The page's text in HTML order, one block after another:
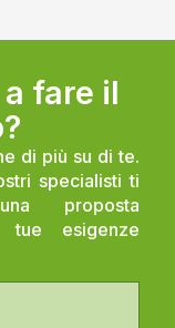
fare il
di più su di te.
specialisti ti
proposta
tue esigenze